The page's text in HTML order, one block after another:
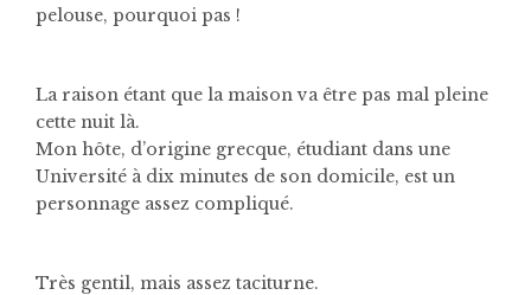
pelouse, pourquoi pas !
La raison étant que la maison va être pas mal pleine
cette nuit là.
Mon hôte, d’origine grecque, étudiant dans une
Université à dix minutes de son domicile, est un
personnage assez compliqué.
Très gentil, mais assez taciturne.